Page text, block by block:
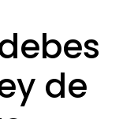
de